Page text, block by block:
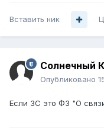
Вставить ник
Солнечный
Опубликовано
Если ЗС это ФЗ "О